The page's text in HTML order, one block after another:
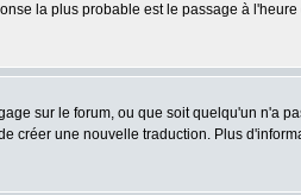
la plus probable est le passage à
sur le forum, ou que soit quelqu'un n'a
créer une nouvelle traduction. Plus